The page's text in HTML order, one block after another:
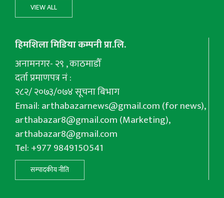
VIEW ALL
हिमशिला मिडिया कम्पनी प्रा.लि.
अनामनगर- २९ , काठमाडौँ
दर्ता प्रमाणपत्र नं :
२८२/ २०७३/०७४ सूचना बिभाग
Email:arthabazarnews@gmail.com(for news),
arthabazar8@gmail.com(Marketing),
arthabazar8@gmail.com
Tel: +977 9849150541
सम्पादकीय नीति